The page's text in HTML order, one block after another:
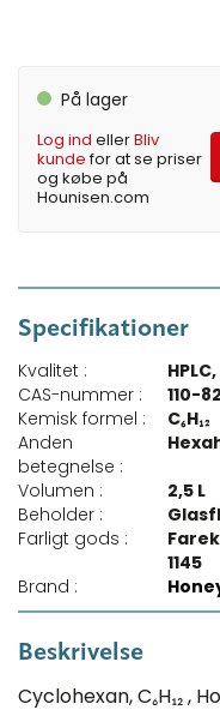
På lager
Log ind ellerBliv
kundefor at se priser
og købe på
Hounisen.com
Specifikationer
Kvalitet :
CAS-nummer :
110-
Kemisk formel :
C₆H₁₂
Anden
betegnelse :
Volumen :
2,5 L
Beholder :
Farligt gods :
1145
Brand :
Beskrivelse
Cyclohexan, C₆H₁₂ ,